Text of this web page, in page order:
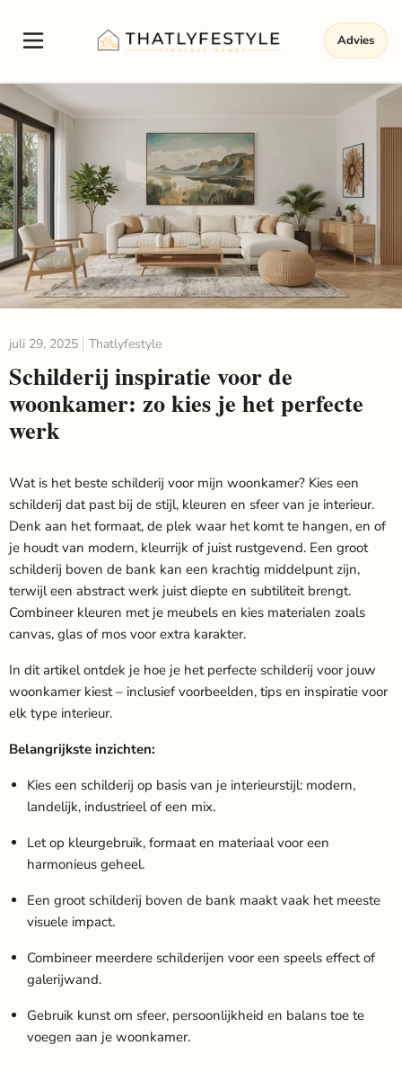
Advies
juli 29, 2025 Thatlyfestyle
Schilderij inspiratie voor de
woonkamer: zo kies je het perfecte
werk
Wat is het beste schilderij voor mijn woonkamer? Kies een
schilderij dat past bij de stijl, kleuren en sfeer van je interieur.
Denk aan het formaat, de plek waar het komt te hangen, en of
je houdt van modern, kleurrijk of juist rustgevend. Een groot
schilderij boven de bank kan een krachtig middelpunt zijn,
terwijl een abstract werk juist diepte en subtiliteit brengt.
Combineer kleuren met je meubels en kies materialen zoals
canvas, glas of mos voor extra karakter.
In dit artikel ontdek je hoe je het perfecte schilderij voor jouw
woonkamer kiest – inclusief voorbeelden, tips en inspiratie voor
elk type interieur.
Belangrijkste inzichten:
Kies een schilderij op basis van je interieurstijl: modern,
landelijk, industrieel of een mix.
Let op kleurgebruik, formaat en materiaal voor een
harmonieus geheel.
Een groot schilderij boven de bank maakt vaak het meeste
visuele impact.
Combineer meerdere schilderijen voor een speels effect of
galerijwand.
Gebruik kunst om sfeer, persoonlijkheid en balans toe te
voegen aan je woonkamer.